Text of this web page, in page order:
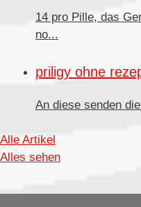
14 pro Pille, das
no...
priligy ohne
An diese senden
Alle Artikel
Alles sehen